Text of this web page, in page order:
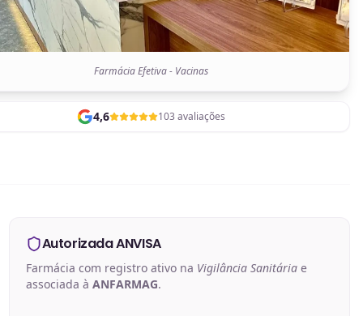
Farmácia Efetiva - Vacinas
4,6 103 avaliações
Autorizada ANVISA
Farmácia com registro ativo na Vigilância Sanitáriae
associada à ANFARMAG.